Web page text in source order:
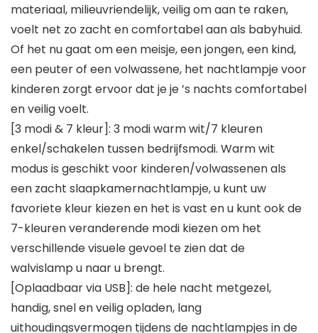
materiaal, milieuvriendelijk, veilig om aan te raken,
voelt net zo zacht en comfortabel aan als babyhuid.
Of het nu gaat om een meisje, een jongen, een kind,
een peuter of een volwassene, het nachtlampje voor
kinderen zorgt ervoor dat je je ’s nachts comfortabel
en veilig voelt.
[3 modi & 7 kleur]: 3 modi warm wit/7 kleuren
enkel/schakelen tussen bedrijfsmodi. Warm wit
modus is geschikt voor kinderen/volwassenen als
een zacht slaapkamernachtlampje, u kunt uw
favoriete kleur kiezen en het is vast en u kunt ook de
7-kleuren veranderende modi kiezen om het
verschillende visuele gevoel te zien dat de
walvislamp u naar u brengt.
[Oplaadbaar via USB]: de hele nacht metgezel,
handig, snel en veilig opladen, lang
uithoudingsvermogen tijdens de nachtlampjes in de